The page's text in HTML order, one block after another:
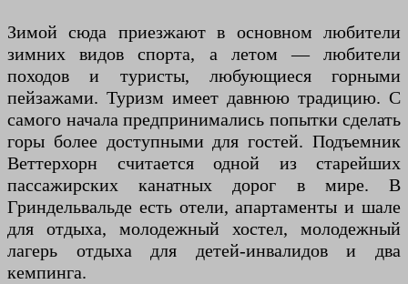
Зимой сюда приезжают в основном любители
зимних видов спорта, а летом — любители
походов и туристы, любующиеся горными
пейзажами. Туризм имеет давнюю традицию. С
самого начала предпринимались попытки сделать
горы более доступными для гостей. Подъемник
Веттерхорн считается одной из старейших
пассажирских канатных дорог в мире. В
Гриндельвальде есть отели, апартаменты и шале
для отдыха, молодежный хостел, молодежный
лагерь отдыха для детей-инвалидов и два
кемпинга.